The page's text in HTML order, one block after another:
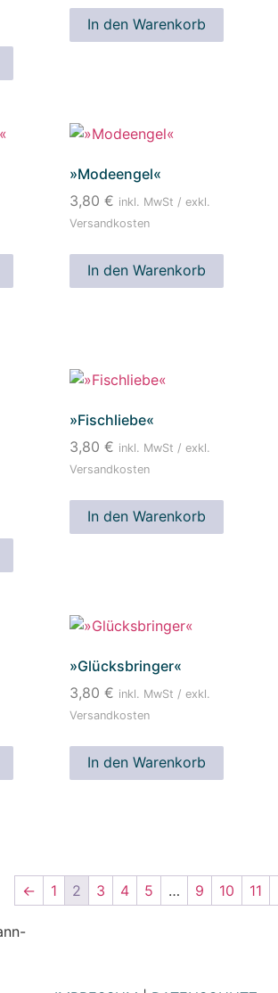
In den Warenkorb
»Modeengel«
3,80€ inkl. MwSt / exkl.
Versandkosten
In den Warenkorb
»Fischliebe«
3,80€ inkl. MwSt / exkl.
Versandkosten
In den Warenkorb
»Glücksbringer«
3,80€ inkl. MwSt / exkl.
Versandkosten
In den Warenkorb
← 1 2 3 4 5 … 9 10 11